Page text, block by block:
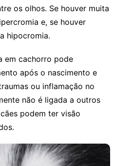
os olhos. Se houver muita
e, se houver
hipocromia.
em cachorro pode
após o nascimento e
ou inflamação no
não é ligada a outros
podem ter visão